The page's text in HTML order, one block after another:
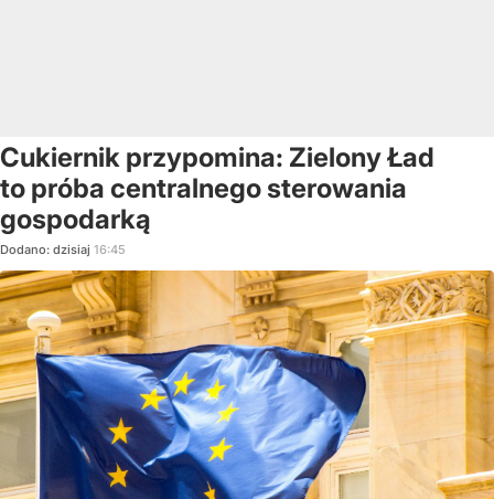
Cukiernik przypomina: Zielony Ład
to próba centralnego sterowania
gospodarką
Dodano: dzisiaj 16:45